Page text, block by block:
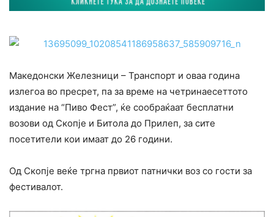
Македонски Железници – Транспорт и оваа година
излегоа во пресрет, па за време на четринаесеттото
издание на “Пиво Фест”, ќе сообраќаат бесплатни
возови од Скопје и Битола до Прилеп, за сите
посетители кои имаат до 26 години.
Од Скопје веќе тргна првиот патнички воз со гости за
фестивалот.